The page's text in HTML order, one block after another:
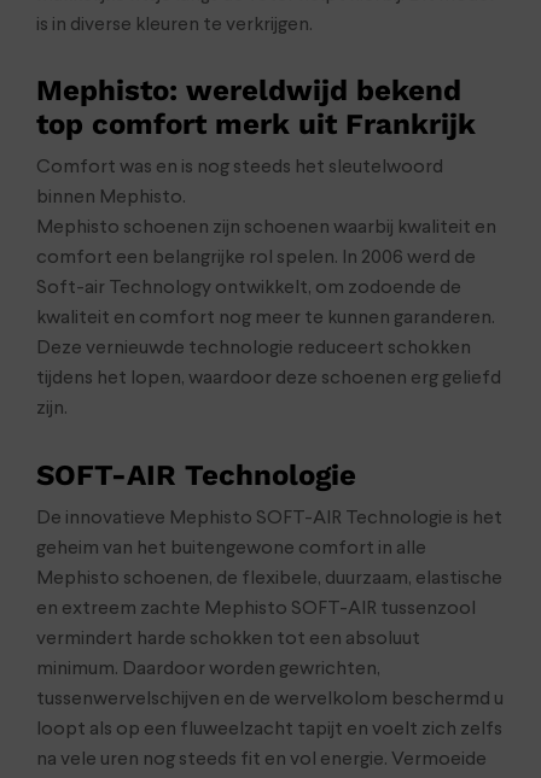
is in diverse kleuren te verkrijgen.
Mephisto: wereldwijd bekend
top comfort merk uit Frankrijk
Comfort was en is nog steeds het sleutelwoord
binnen Mephisto.
Mephisto schoenen zijn schoenen waarbij kwaliteit en
comfort een belangrijke rol spelen. In 2006 werd de
Soft-air Technology ontwikkelt, om zodoende de
kwaliteit en comfort nog meer te kunnen garanderen.
Deze vernieuwde technologie reduceert schokken
tijdens het lopen, waardoor deze schoenen erg geliefd
zijn.
SOFT-AIR Technologie
De innovatieve Mephisto SOFT-AIR Technologie is het
geheim van het buitengewone comfort in alle
Mephisto schoenen, de flexibele, duurzaam, elastische
en extreem zachte Mephisto SOFT-AIR tussenzool
vermindert harde schokken tot een absoluut
minimum. Daardoor worden gewrichten,
tussenwervelschijven en de wervelkolom beschermd u
loopt als op een fluweelzacht tapijt en voelt zich zelfs
na vele uren nog steeds fit en vol energie. Vermoeide